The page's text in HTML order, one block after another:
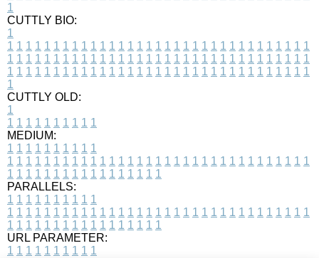
1
CUTTLY BIO:
1
1 1 1 1 1 1 1 1 1 1 1 1 1 1 1 1 1 1 1 1 1 1 1 1 1 1 1 1 1 1 1 1 1
1 1 1 1 1 1 1 1 1 1 1 1 1 1 1 1 1 1 1 1 1 1 1 1 1 1 1 1 1 1 1 1 1
1 1 1 1 1 1 1 1 1 1 1 1 1 1 1 1 1 1 1 1 1 1 1 1 1 1 1 1 1 1 1 1 1
1
CUTTLY OLD:
1
1 1 1 1 1 1 1 1 1 1
MEDIUM:
1 1 1 1 1 1 1 1 1 1
1 1 1 1 1 1 1 1 1 1 1 1 1 1 1 1 1 1 1 1 1 1 1 1 1 1 1 1 1 1 1 1 1
1 1 1 1 1 1 1 1 1 1 1 1 1 1 1 1 1
PARALLELS:
1 1 1 1 1 1 1 1 1 1
1 1 1 1 1 1 1 1 1 1 1 1 1 1 1 1 1 1 1 1 1 1 1 1 1 1 1 1 1 1 1 1 1
1 1 1 1 1 1 1 1 1 1 1 1 1 1 1 1 1
URL PARAMETER:
1 1 1 1 1 1 1 1 1 1